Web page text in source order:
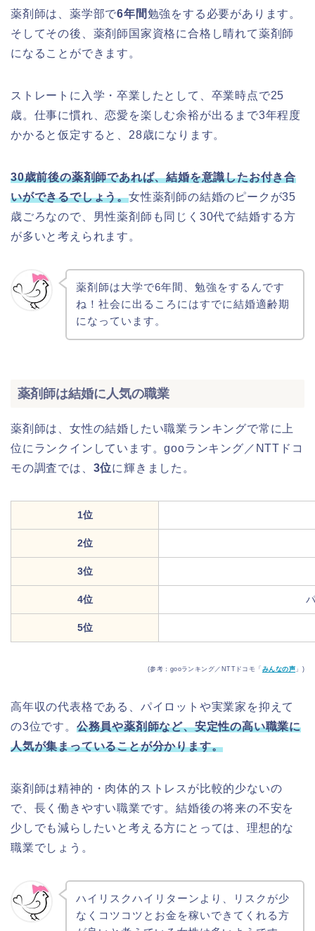
薬剤師は、薬学部で6年間勉強をする必要があります。
そしてその後、薬剤師国家資格に合格し晴れて薬剤師
になることができます。
ストレートに入学・卒業したとして、卒業時点で25
歳。仕事に慣れ、恋愛を楽しむ余裕が出るまで3年程度
かかると仮定すると、28歳になります。
30歳前後の薬剤師であれば、結婚を意識したお付き合
いができるでしょう。女性薬剤師の結婚のピークが35
歳ごろなので、男性薬剤師も同じく30代で結婚する方
が多いと考えられます。
薬剤師は大学で6年間、勉強をするんです
ね！社会に出るころにはすでに結婚適齢期
になっています。
薬剤師は結婚に人気の職業
薬剤師は、女性の結婚したい職業ランキングで常に上
位にランクインしています。gooランキング／NTTドコ
モの調査では、 3位に輝きました。
1位
2位
3位
4位
5位
(参考：gooランキング／NTTドコモ「 みんなの声 」)
高年収の代表格である、パイロットや実業家を抑えて
の3位です。 公務員や薬剤師など、安定性の高い職業に
人気が集まっていることが分かります。
薬剤師は精神的・肉体的ストレスが比較的少ないの
で、長く働きやすい職業です。結婚後の将来の不安を
少しでも減らしたいと考える方にとっては、理想的な
職業でしょう。
ハイリスクハイリターンより、リスクが少
なくコツコツとお金を稼いできてくれる方